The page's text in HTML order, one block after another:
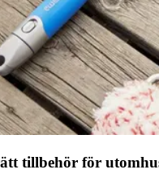
tillbehör för